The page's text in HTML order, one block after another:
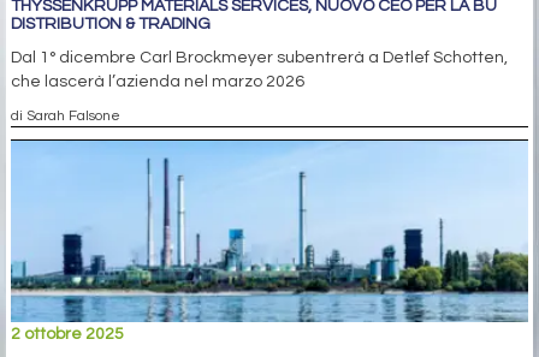
THYSSENKRUPP MATERIALS SERVICES, NUOVO CEO PER LA BU
DISTRIBUTION & TRADING
Dal 1° dicembre Carl Brockmeyer subentrerà a Detlef Schotten,
che lascerà l’azienda nel marzo 2026
di Sarah Falsone
2 ottobre 2025